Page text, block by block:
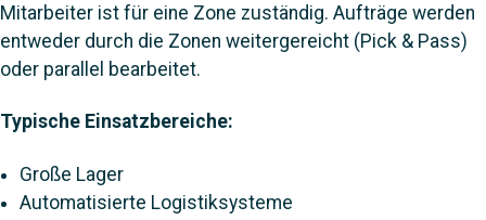
Mitarbeiter ist für eine Zone zuständig. Aufträge werden
entweder durch die Zonen weitergereicht (Pick & Pass)
oder parallel bearbeitet.
Typische Einsatzbereiche:
Große Lager
Automatisierte Logistiksysteme